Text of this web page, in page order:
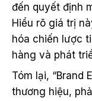
đến quyết định
Hiểu rõ giá trị
hóa chiến lược
hàng và phát
Tóm lại, “Brand
thương hiệu,